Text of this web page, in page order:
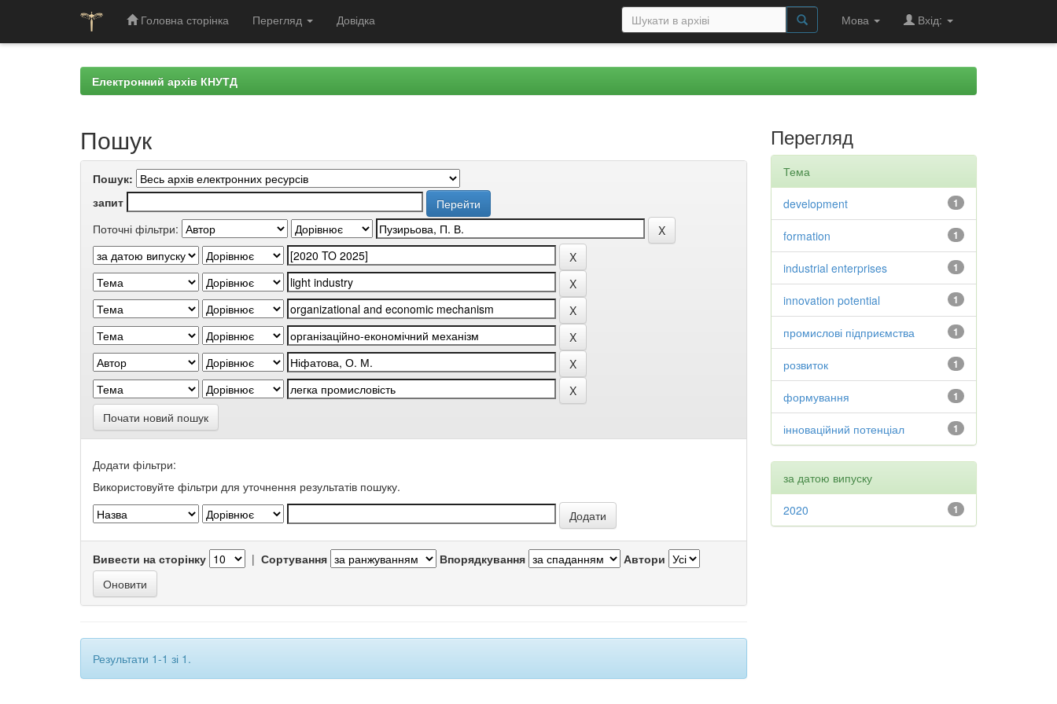
Головна сторінка Перегляд Довідка Мова Вхід:
Електронний архів КНУТД
Пошук
Пошук:
запит
Поточні фільтри:
Почати новий пошук
Додати фільтри:
Використовуйте фільтри для уточнення результатів пошуку.
Вивести на сторінку | Сортування Впорядкування Автори
Результати 1-1 зі 1.
Перегляд
Тема
1
development
1
formation
1
industrial enterprises
1
innovation potential
1
промислові підприємства
1
розвиток
1
формування
1
інноваційний потенціал
за датою випуску
1
2020